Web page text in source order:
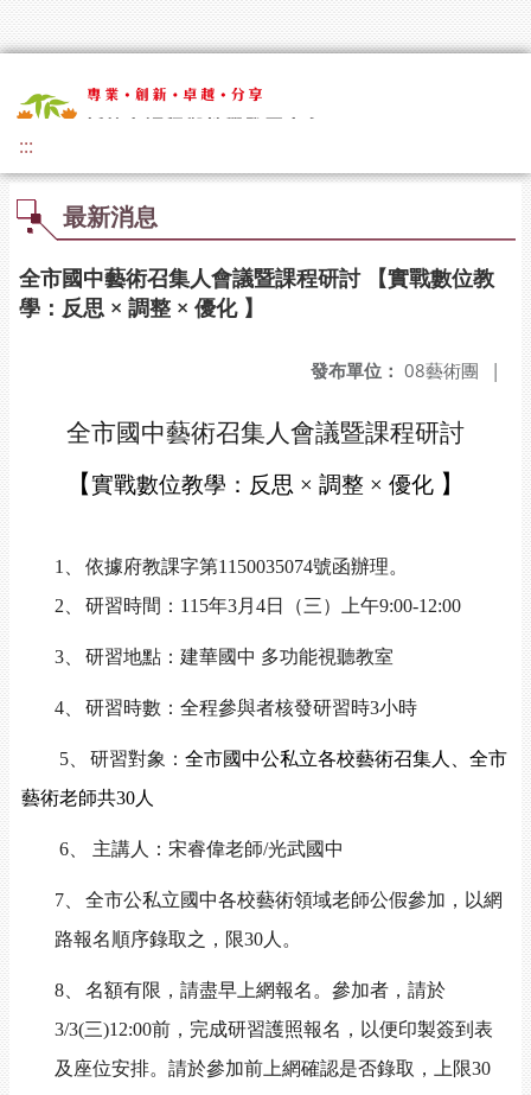
:::
最新消息
全市國中藝術召集人會議暨課程研討 【實戰數位教
學：反思 × 調整 × 優化 】
發布單位： 08藝術團 |
全市國中藝術召集人會議暨課程研討
【實戰數位教學：反思 × 調整 × 優化 】
1 依據府教課字第1150035074號函辦理。
2
研習時間： 115年3月4日（三）上午9:00-12:00
3 研習地點：建華國中 多功能視聽教室
4 研習時數：全程參與者核發研習時3小時
5 研習對象： 全市國中公私立各校藝術召集人、全市
藝術老師共30人
6 主講人：宋睿偉老師/光武國中
7
全市公私立國中各校藝術領域老師公假參加，以網
路報名順序錄取之，限30人。
8
名額有限，請盡早上網報名。參加者，請於
3/3(三)12:00前，完成研習護照報名，以便印製簽到表
及座位安排。請於參加前上網確認是否錄取，上限30